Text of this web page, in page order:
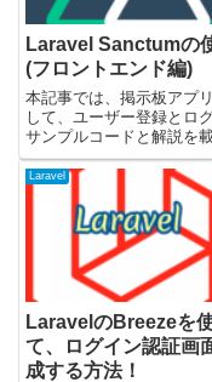
Laravel Sanctumの
(フロントエンド編)
本記事では、掲示板アプ
して、ユーザー登録とロ
サンプルコードと解説を載
ます。サンプルコードに
は、完全版ではなく検証
のです。sanctumで作った
エンドに対して、axiosを
て処理する時の雰囲気が...
Laravel
LaravelのBreezeを
て、ログイン認証画
成する方法！